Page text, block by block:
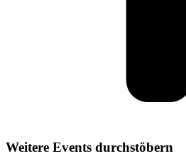
Weitere Events durchstöbern